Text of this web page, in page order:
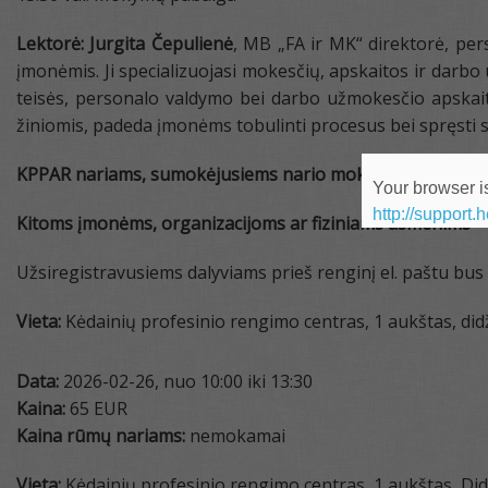
Lektorė: Jurgita Čepulienė, MB „FA ir MK“ direktorė,
įmonėmis. Ji specializuojasi mokesčių, apskaitos ir
teisės, personalo valdymo bei darbo užmokesčio
žiniomis, padeda įmonėms tobulinti procesus bei spręsti
KPPAR nariams, sumokėjusiems nario mokestį, 1 dalyviui
Kitoms įmonėms, organizacijoms ar fiziniams asmenims –
Užsiregistravusiems dalyviams prieš renginį el. paštu
Vieta: Kėdainių profesinio rengimo centras, 1 aukštas,
Data: 2026-02-26, nuo 10:00 iki 13:30
Kaina: 65 EUR
Kaina rūmų nariams: nemokamai
Your browser
http://